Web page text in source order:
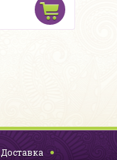
Доставка